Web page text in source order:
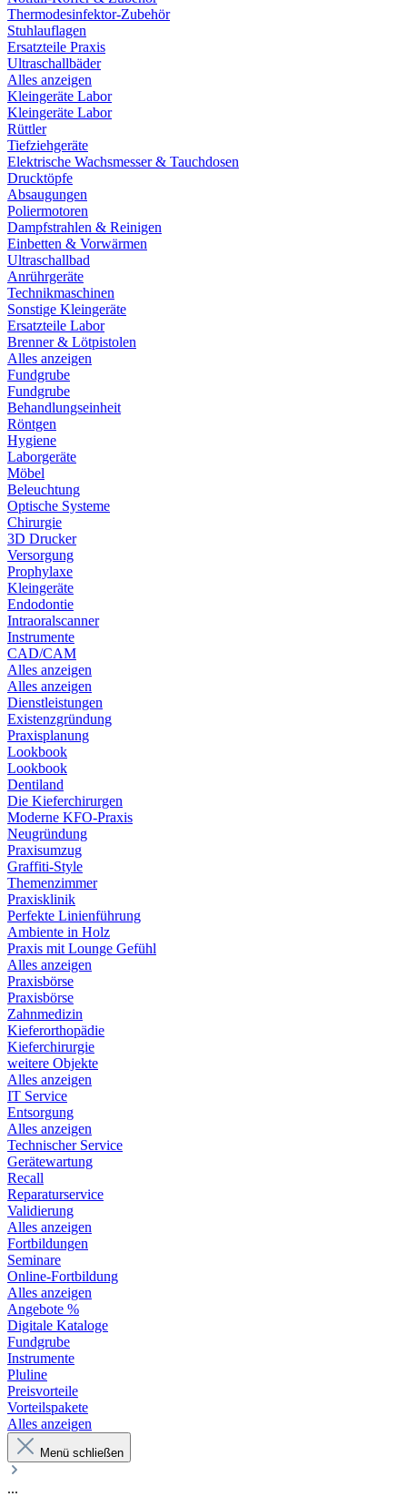
Thermodesinfektor-Zubehör
Stuhlauflagen
Ersatzteile Praxis
Ultraschallbäder
Alles anzeigen
Kleingeräte Labor
Kleingeräte Labor
Rüttler
Tiefziehgeräte
Elektrische Wachsmesser & Tauchdosen
Drucktöpfe
Absaugungen
Poliermotoren
Dampfstrahlen & Reinigen
Einbetten & Vorwärmen
Ultraschallbad
Anrührgeräte
Technikmaschinen
Sonstige Kleingeräte
Ersatzteile Labor
Brenner & Lötpistolen
Alles anzeigen
Fundgrube
Fundgrube
Behandlungseinheit
Röntgen
Hygiene
Laborgeräte
Möbel
Beleuchtung
Optische Systeme
Chirurgie
3D Drucker
Versorgung
Prophylaxe
Kleingeräte
Endodontie
Intraoralscanner
Instrumente
CAD/CAM
Alles anzeigen
Alles anzeigen
Dienstleistungen
Existenzgründung
Praxisplanung
Lookbook
Lookbook
Dentiland
Die Kieferchirurgen
Moderne KFO-Praxis
Neugründung
Praxisumzug
Graffiti-Style
Themenzimmer
Praxisklinik
Perfekte Linienführung
Ambiente in Holz
Praxis mit Lounge Gefühl
Alles anzeigen
Praxisbörse
Praxisbörse
Zahnmedizin
Kieferorthopädie
Kieferchirurgie
weitere Objekte
Alles anzeigen
IT Service
Entsorgung
Alles anzeigen
Technischer Service
Gerätewartung
Recall
Reparaturservice
Validierung
Alles anzeigen
Fortbildungen
Seminare
Online-Fortbildung
Alles anzeigen
Angebote %
Digitale Kataloge
Fundgrube
Instrumente
Pluline
Preisvorteile
Vorteilspakete
Alles anzeigen
Menü schließen
...